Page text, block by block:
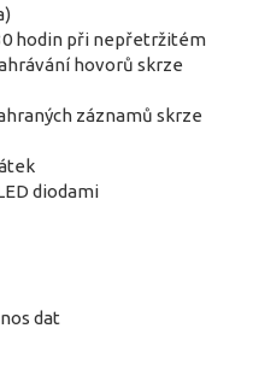
hodin při nepřetržitém
hovorů skrze
záznamů skrze
diodami
dat